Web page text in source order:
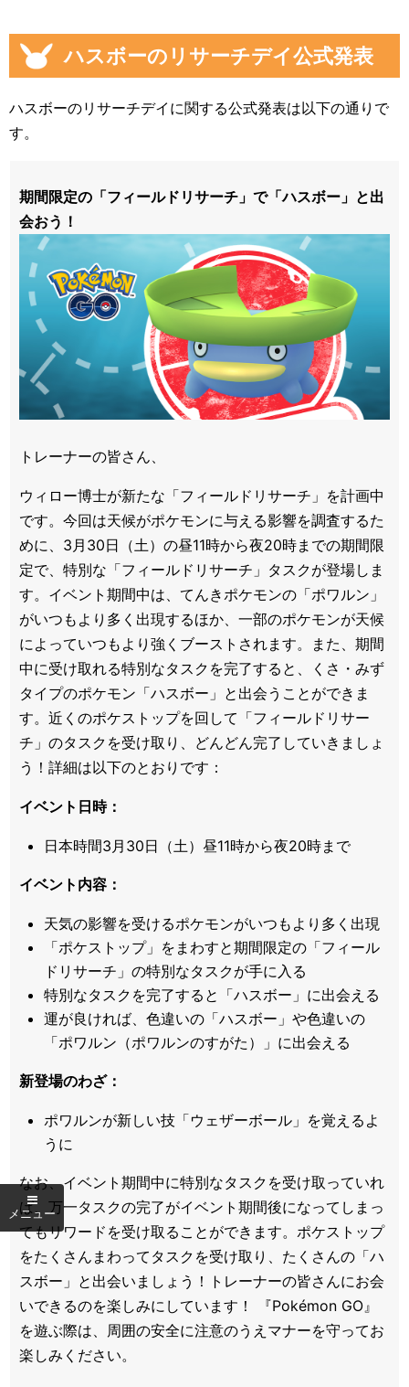
ハスボーのリサーチデイ公式発表
ハスボーのリサーチデイに関する公式発表は以下の通りで
す。
期間限定の「フィールドリサーチ」で「ハスボー」と出
会おう！
トレーナーの皆さん、
ウィロー博士が新たな「フィールドリサーチ」を計画中
です。今回は天候がポケモンに与える影響を調査するた
めに、3月30日（土）の昼11時から夜20時までの期間限
定で、特別な「フィールドリサーチ」タスクが登場しま
す。イベント期間中は、てんきポケモンの「ポワルン」
がいつもより多く出現するほか、一部のポケモンが天候
によっていつもより強くブーストされます。また、期間
中に受け取れる特別なタスクを完了すると、くさ・みず
タイプのポケモン「ハスボー」と出会うことができま
す。近くのポケストップを回して「フィールドリサー
チ」のタスクを受け取り、どんどん完了していきましょ
う！詳細は以下のとおりです：
イベント日時：
日本時間3月30日（土）昼11時から夜20時まで
イベント内容：
天気の影響を受けるポケモンがいつもより多く出現
「ポケストップ」をまわすと期間限定の「フィール
ドリサーチ」の特別なタスクが手に入る
特別なタスクを完了すると「ハスボー」に出会える
運が良ければ、色違いの「ハスボー」や色違いの
「ポワルン（ポワルンのすがた）」に出会える
新登場のわざ：
ポワルンが新しい技「ウェザーボール」を覚えるよ
うに
なお、イベント期間中に特別なタスクを受け取っていれ
ば、万一タスクの完了がイベント期間後になってしまっ
てもリワードを受け取ることができます。ポケストップ
をたくさんまわってタスクを受け取り、たくさんの「ハ
スボー」と出会いましょう！トレーナーの皆さんにお会
いできるのを楽しみにしています！ 『Pokémon GO』
を遊ぶ際は、周囲の安全に注意のうえマナーを守ってお
楽しみください。